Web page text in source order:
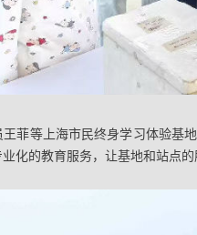
菲等上海市民终身学习体验基
化的教育服务，让基地和站点